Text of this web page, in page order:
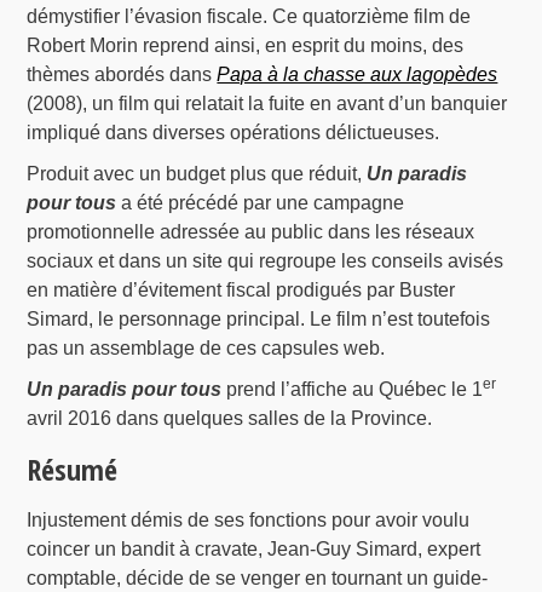
démystifier l’évasion fiscale. Ce quatorzième film de
Robert Morin reprend ainsi, en esprit du moins, des
thèmes abordés dansPapa à la chasse aux lagopèdes
(2008), un film qui relatait la fuite en avant d’un banquier
impliqué dans diverses opérations délictueuses.
Produit avec un budget plus que réduit, Un paradis
pour tous a été précédé par une campagne
promotionnelle adressée au public dans les réseaux
sociaux et dans un site qui regroupe les conseils avisés
en matière d’évitement fiscal prodigués par Buster
Simard, le personnage principal. Le film n’est toutefois
pas un assemblage de ces capsules web.
Un paradis pour tous prend l’affiche au Québec le 1er
avril 2016 dans quelques salles de la Province.
Résumé
Injustement démis de ses fonctions pour avoir voulu
coincer un bandit à cravate, Jean-Guy Simard, expert
comptable, décide de se venger en tournant un guide-